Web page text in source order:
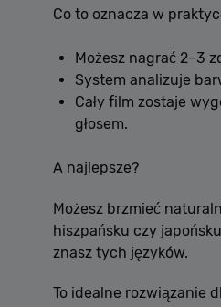
Co to oznacza w
Możesz nagrać 2–3
System analizuje
Cały film zostaje
głosem.
A najlepsze?
Możesz brzmieć
hiszpańsku czy
znasz tych języków.
To idealne rozwiązanie